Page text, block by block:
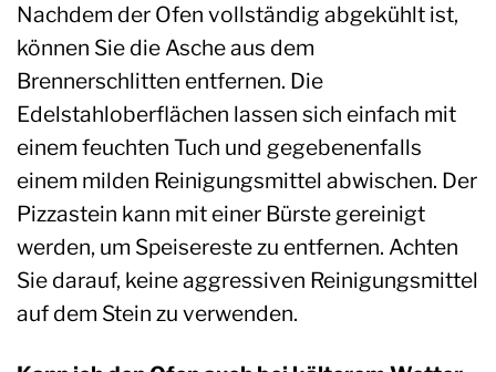
Nachdem der Ofen vollständig abgekühlt ist,
können Sie die Asche aus dem
Brennerschlitten entfernen. Die
Edelstahloberflächen lassen sich einfach mit
einem feuchten Tuch und gegebenenfalls
einem milden Reinigungsmittel abwischen. Der
Pizzastein kann mit einer Bürste gereinigt
werden, um Speisereste zu entfernen. Achten
Sie darauf, keine aggressiven Reinigungsmittel
auf dem Stein zu verwenden.